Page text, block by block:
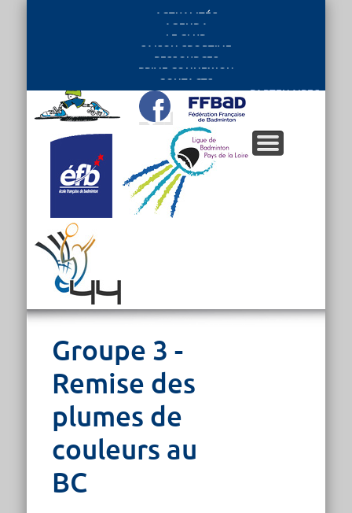
ACTUALITÉS
AGENDA
LE CLUB
SAISON SPORTIVE
RESSOURCES
PRIVE CONNEXION
CONTACTS
PARTENAIRES
Groupe 3 -
Remise des
plumes de
couleurs au
BC